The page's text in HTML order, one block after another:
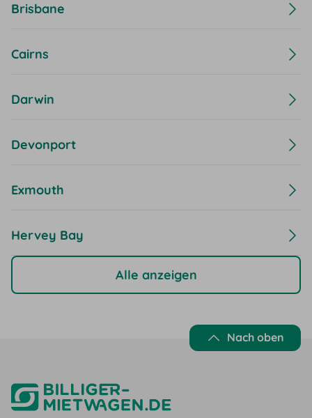
Brisbane
Cairns
Darwin
Devonport
Exmouth
Hervey Bay
Alle anzeigen
Nach oben